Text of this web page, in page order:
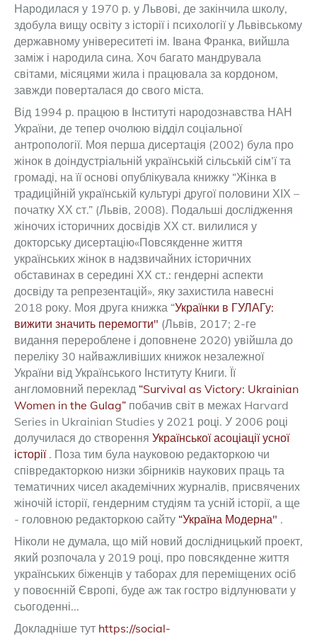
Народилася у 1970 р. у Львові, де закінчила школу,
здобула вищу освіту з історії і психології у Львівському
державному універеситеті ім. Івана Франка, вийшла
заміж і народила сина. Хоч багато мандрувала
світами, місяцями жила і працювала за кордоном,
завжди поверталася до свого міста.
Від 1994 р. працюю в Інституті народознавства НАН
України, де тепер очолюю відділ соціальної
антропології. Моя перша дисертація (2002) була про
жінок в доіндустріальній українській сільській сім’ї та
громаді, на її основі опублікувала книжку “Жінка в
традиційній українській культурі другої половини ХІХ –
початку ХХ ст.” (Львів, 2008). Подальші дослідження
жіночих історичних досвідів ХХ ст. вилилися у
докторську дисертацію«Повсякденне життя
українських жінок в надзвичайних історичних
обставинах в середині ХХ ст.: гендерні аспекти
досвіду та репрезентацій», яку захистила навесні
2018 року. Моя друга книжка “Українки в ГУЛАГу:
вижити значить перемогти" (Львів, 2017; 2-ге
видання перероблене і доповнене 2020) увійшла до
переліку 30 найважливіших книжок незалежної
України від Українського Інституту Книги. Її
англомовний переклад “Survival as Victory: Ukrainian
Women in the Gulag” побачив світ в межах Harvard
Series in Ukrainian Studies у 2021 році. У 2006 році
долучилася до створення Української асоціації усної
історії. Поза тим була науковою редакторкою чи
співредакторкою низки збірників наукових праць та
тематичних чисел академічних журналів, присвячених
жіночій історії, гендерним студіям та усній історії, а ще
- головною редакторкою сайту “Україна Модерна" .
Ніколи не думала, що мій новий дослідницький проект,
який розпочала у 2019 році, про повсякденне життя
українських біженців у таборах для переміщених осіб
у повоєнній Європі, буде аж так гостро відлунювати у
сьогоденні...
Докладніше тут https://social-